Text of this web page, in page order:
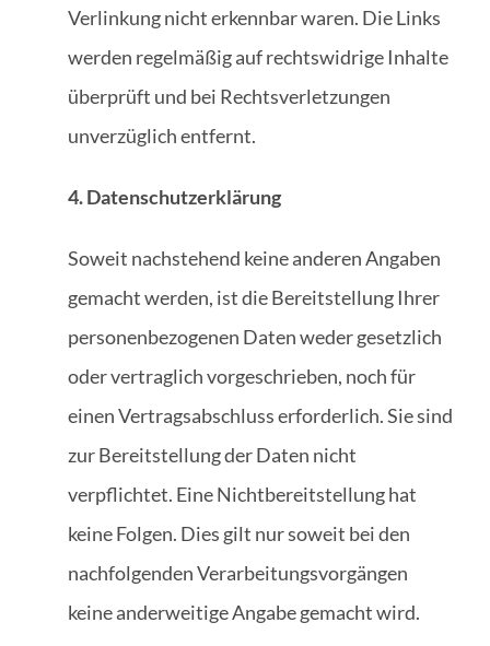
Verlinkung nicht erkennbar waren. Die Links
werden regelmäßig auf rechtswidrige Inhalte
überprüft und bei Rechtsverletzungen
unverzüglich entfernt.
4. Datenschutzerklärung
Soweit nachstehend keine anderen Angaben
gemacht werden, ist die Bereitstellung Ihrer
personenbezogenen Daten weder gesetzlich
oder vertraglich vorgeschrieben, noch für
einen Vertragsabschluss erforderlich. Sie sind
zur Bereitstellung der Daten nicht
verpflichtet. Eine Nichtbereitstellung hat
keine Folgen. Dies gilt nur soweit bei den
nachfolgenden Verarbeitungsvorgängen
keine anderweitige Angabe gemacht wird.